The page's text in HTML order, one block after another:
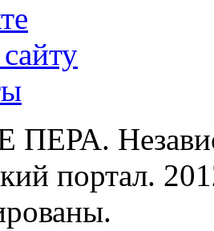
портал.